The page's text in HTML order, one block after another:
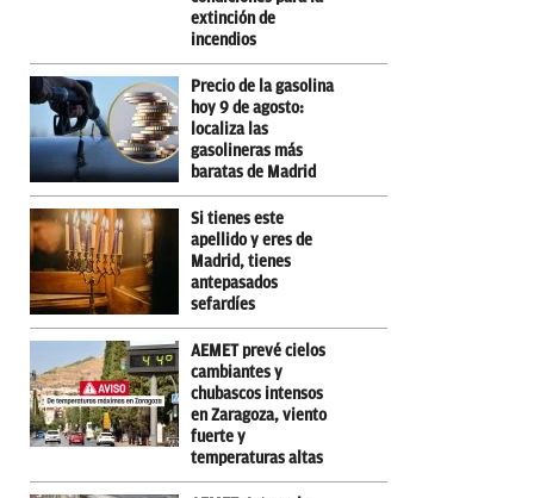
extinción de
incendios
Precio de la gasolina
hoy 9 de agosto:
localiza las
gasolineras más
baratas de Madrid
Si tienes este
apellido y eres de
Madrid, tienes
antepasados
sefardíes
AEMET prevé cielos
cambiantes y
chubascos intensos
en Zaragoza, viento
fuerte y
temperaturas altas